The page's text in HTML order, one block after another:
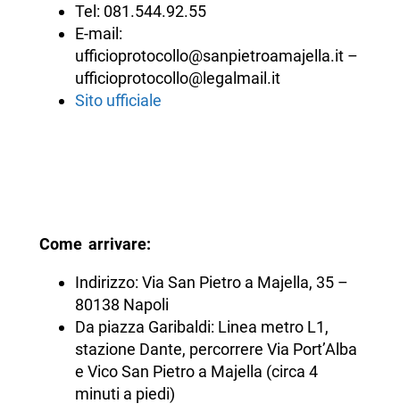
Tel: 081.544.92.55
E-mail:
ufficioprotocollo@sanpietroamajella.it –
ufficioprotocollo@legalmail.it
Sito ufficiale
Come arrivare:
Indirizzo: Via San Pietro a Majella, 35 –
80138 Napoli
Da piazza Garibaldi: Linea metro L1,
stazione Dante, percorrere Via Port’Alba
e Vico San Pietro a Majella (circa 4
minuti a piedi)